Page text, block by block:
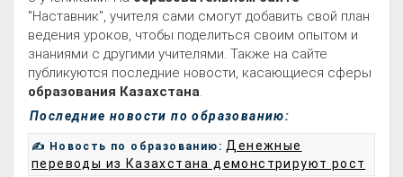
"Наставник", учителя сами смогут добавить свой план
ведения уроков, чтобы поделиться своим опытом и
знаниями с другими учителями. Также на сайте
публикуются последние новости, касающиеся сферы
образования Казахстана.
Последние новости по образованию:
✍ Новость по образованию:Денежные
переводы из Казахстана демонстрируют рост